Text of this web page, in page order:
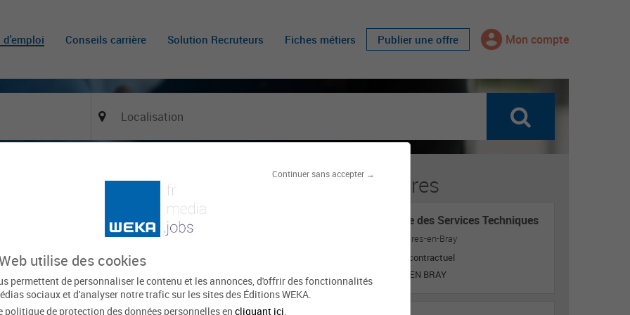
Continuer sans accepter →
utilise des cookies
permettent de personnaliser le contenu et les annonces, d'offrir des fonctionnalités
sociaux et d'analyser notre trafic sur les sites des Éditions WEKA.
politique de protection des données personnelles en cliquant ici
d'emploi Conseils carrière Solution Recruteurs Fiches métiers Publier une offre Mon compte
f)
Le 20 mai
Domaine d'activité Métier
Offres similaires
Responsable des Services Techniques
Mairie de Ferrières-en-Bray
Titulaire ou contractuel
FERRIERES EN BRAY